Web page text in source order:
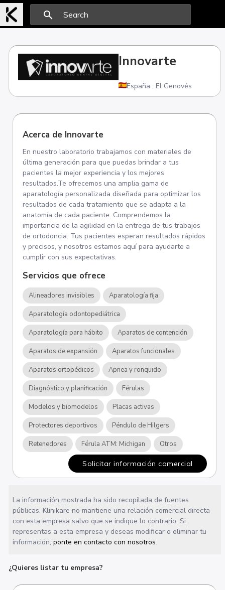
search
Innovarte
España , El Genovés
Acerca de Innovarte
En nuestro laboratorio trabajamos con materiales de
última generación para que puedas brindar a tus
pacientes la mejor experiencia y los mejores
resultados.Te ofrecemos una amplia gama de
aparatología personalizada diseñada para optimizar los
resultados de cada tratamiento que se adapta a la
anatomía de cada paciente. Comprendemos la
importancia de la agilidad en la entrega de tus trabajos
de ortodoncia. Tus pacientes esperan resultados rápidos
y precisos, y nosotros estamos aquí para ayudarte a
cumplir con sus expectativas.
Servicios que ofrece
Alineadores invisibles Aparatología fija
Aparatología odontopediátrica
Aparatología para hábito Aparatos de contención
Aparatos de expansión Aparatos funcionales
Aparatos ortopédicos Apnea y ronquido
Diagnóstico y planificación Férulas
Modelos y biomodelos Placas activas
Protectores deportivos Péndulo de Hilgers
Retenedores Férula ATM: Michigan Otros
Solicitar información comercial
La información mostrada ha sido recopilada de fuentes
públicas. Klinikare no mantiene una relación comercial directa
con esta empresa salvo que se indique lo contrario. Si
representas a esta empresa y deseas modificar o eliminar tu
información,ponte en contacto con nosotros.
¿Quieres listar tu empresa?